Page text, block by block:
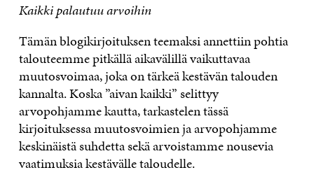
Kaikki palautuu arvoihin
Tämän blogikirjoituksen teemaksi annettiin pohtia
talouteemme pitkällä aikavälillä vaikuttavaa
muutosvoimaa, joka on tärkeä kestävän talouden
kannalta. Koska ”aivan kaikki” selittyy
arvopohjamme kautta, tarkastelen tässä
kirjoituksessa muutosvoimien ja arvopohjamme
keskinäistä suhdetta sekä arvoistamme nousevia
vaatimuksia kestävälle taloudelle.